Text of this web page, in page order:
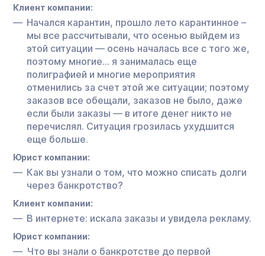
Клиент компании:
Начался карантин, прошло лето карантинное –
мы все рассчитывали, что осенью выйдем из
этой ситуации — осень началась все с того же,
поэтому многие… я занималась еще
полиграфией и многие мероприятия
отменились за счет этой же ситуации; поэтому
заказов все обещали, заказов не было, даже
если были заказы — в итоге денег никто не
перечислял. Ситуация грозилась ухудшится
еще больше.
Юрист компании:
Как вы узнали о том, что можно списать долги
через банкротство?
Клиент компании:
В интернете: искала заказы и увидела рекламу.
Юрист компании:
Что вы знали о банкротстве до первой